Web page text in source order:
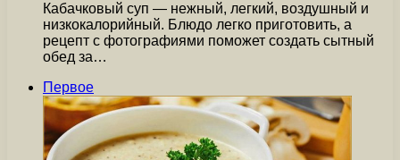
Кабачковый суп — нежный, легкий, воздушный и
низкокалорийный. Блюдо легко приготовить, а
рецепт с фотографиями поможет создать сытный
обед за…
Первое